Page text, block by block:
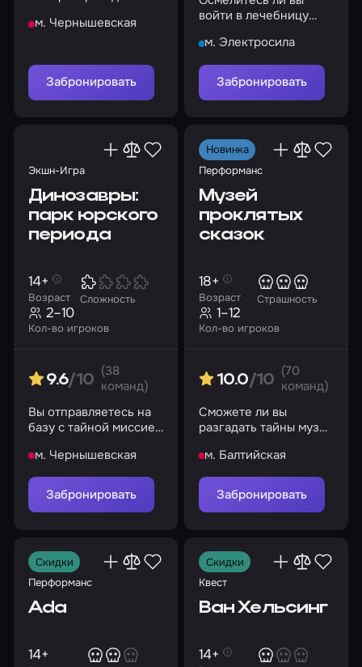
м. Чернышевская
Забронировать
войти в лечебницу
м. Электросила
Забронировать
Экшн-Игра
Динозавры:
парк юрского
периода
Возраст
14+
Сложность
Кол-во игроков
2–10
9.6/10
(38
команд)
Вы отправляетесь на
базу с тайной миссией
человечества
м. Чернышевская
Забронировать
Новинка
Перформанс
Музей
проклятых
сказок
Возраст
18+
Страшность
Кол-во игроков
1–12
10.0/10
(70
команд)
Сможете ли вы
разгадать тайны музея
пока оно не поглотило
вас целиком?
м. Балтийская
Забронировать
Скидки
Перформанс
Ada
14+
Скидки
Квест
Ван Хельсинг
14+